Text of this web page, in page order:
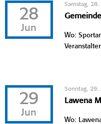
28
Jun
Samstag,
Wo:
29
Jun
Sonntag, 29.
Lawena
Wo: